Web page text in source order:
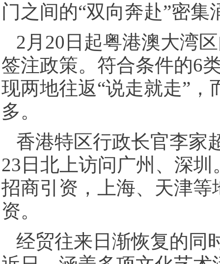
门之间的“双向奔赴”密
2月20日起粤港澳大湾
签注政策。符合条件的6
现两地往返“说走就走”
多。
香港特区行政长官李家
23日北上访问广州、深
招商引资，上海、天津
资。
经贸往来日渐恢复的同